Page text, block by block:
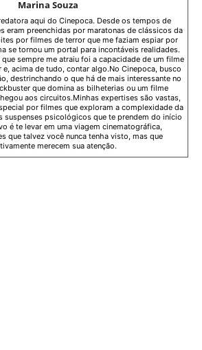
Marina Souza
aqui do Cinepoca. Desde os tempos de
eram preenchidas por maratonas de clássicos da
por filmes de terror que me faziam espiar por
se tornou um portal para incontáveis realidades.
sempre me atraiu foi a capacidade de um filme
acima de tudo, contar algo.No Cinepoca, busco
destrinchando o que há de mais interessante no
que domina as bilheterias ou um filme
aos circuitos.Minhas expertises são vastas,
por filmes que exploram a complexidade da
suspenses psicológicos que te prendem do início
é te levar em uma viagem cinematográfica,
que talvez você nunca tenha visto, mas que
merecem sua atenção.